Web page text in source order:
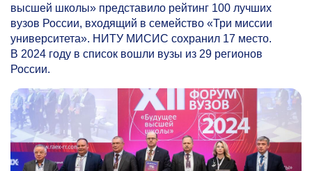
высшей школы» представило рейтинг 100 лучших
вузов России, входящий в семейство «Три миссии
университета». НИТУ МИСИС сохранил 17 место.
В 2024 году в список вошли вузы из 29 регионов
России.